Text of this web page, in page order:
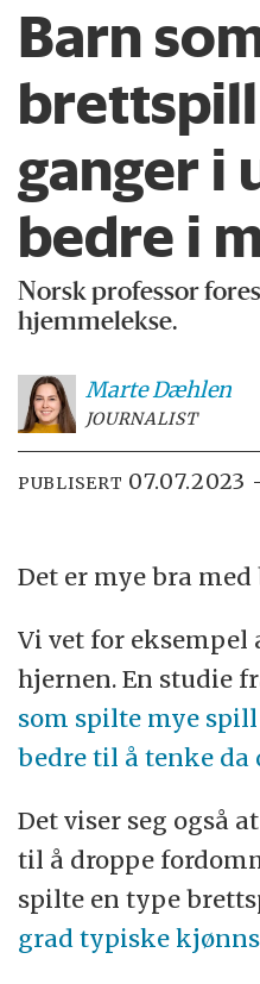
Barn
ganger i
bedre i
Norsk professor
hjemmelekse.
MarteDæhlen
JOURNALIST
PUBLISERT
Det er mye bra
Vi vet for eksempel
hjernen. En studie
som spilte mye
bedre til å tenke da
Det viser seg også
til å droppe
spilte en type
grad typiske